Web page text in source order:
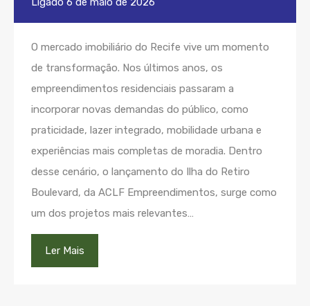
O mercado imobiliário do Recife vive um momento
de transformação. Nos últimos anos, os
empreendimentos residenciais passaram a
incorporar novas demandas do público, como
praticidade, lazer integrado, mobilidade urbana e
experiências mais completas de moradia. Dentro
desse cenário, o lançamento do Ilha do Retiro
Boulevard, da ACLF Empreendimentos, surge como
um dos projetos mais relevantes…
Ler Mais